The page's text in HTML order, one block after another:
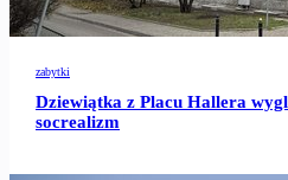
zabytki
Dziewiątka z Placu Hallera
socrealizm